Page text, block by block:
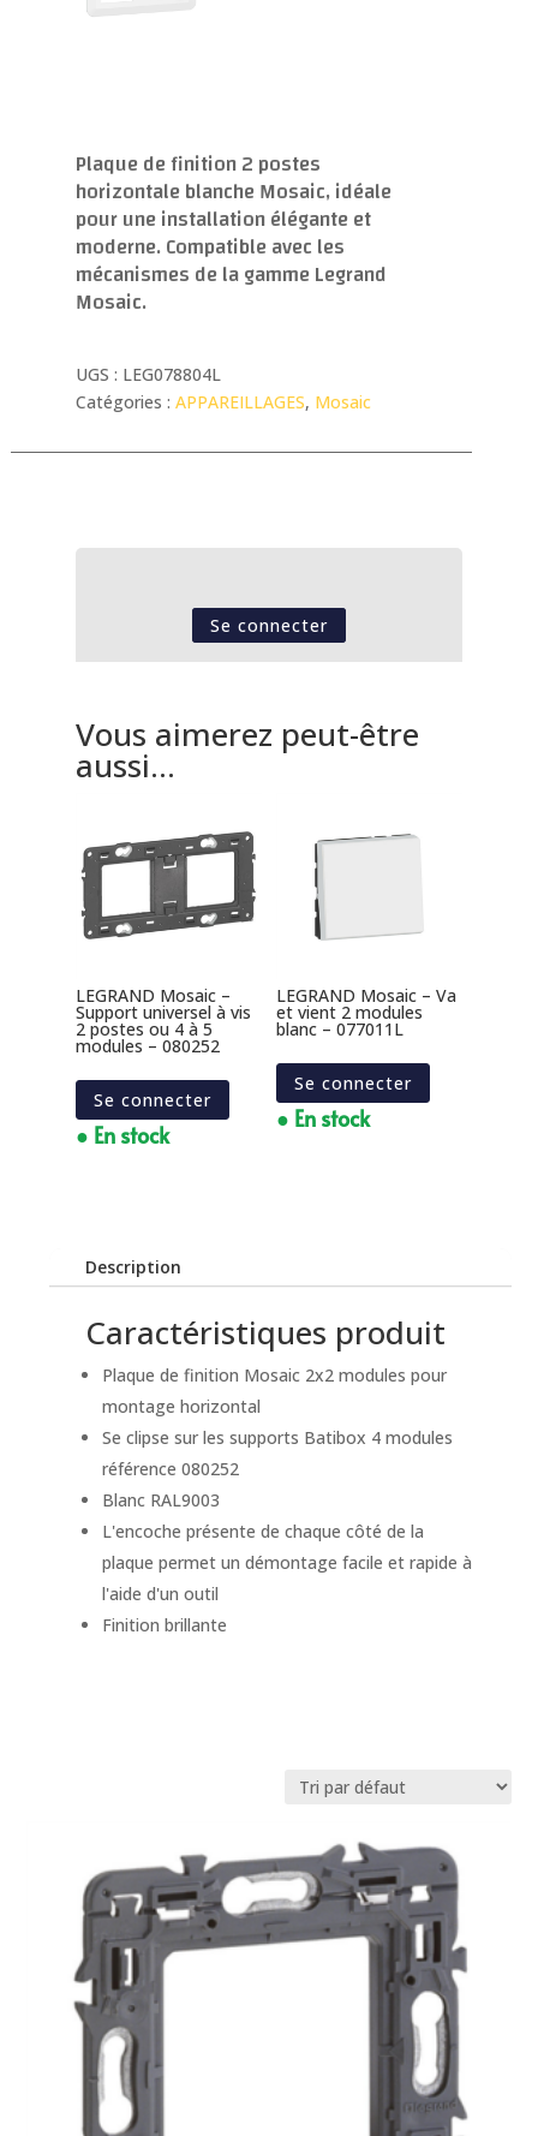
Plaque de finition 2 postes
horizontale blanche Mosaic, idéale
pour une installation élégante et
moderne. Compatible avec les
mécanismes de la gamme Legrand
Mosaic.
UGS : LEG078804L
Catégories : APPAREILLAGES, Mosaic
Se connecter
Vous aimerez peut-être
aussi…
LEGRAND Mosaic –
Support universel à vis
2 postes ou 4 à 5
modules – 080252
Se connecter
● En stock
LEGRAND Mosaic – Va
et vient 2 modules
blanc – 077011L
Se connecter
● En stock
Description
Caractéristiques produit
Plaque de finition Mosaic 2x2 modules pour
montage horizontal
Se clipse sur les supports Batibox 4 modules
référence 080252
Blanc RAL9003
L'encoche présente de chaque côté de la
plaque permet un démontage facile et rapide à
l'aide d'un outil
Finition brillante